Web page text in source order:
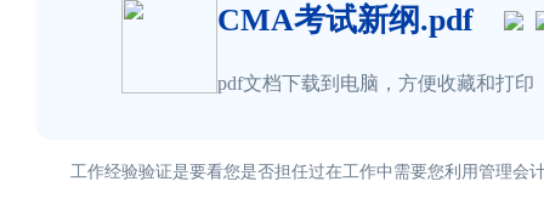
CMA考试新纲.pdf
pdf文档下载到电脑，方便收藏和打印
工作经验验证是要看您是否担任过在工作中需要您利用管理会